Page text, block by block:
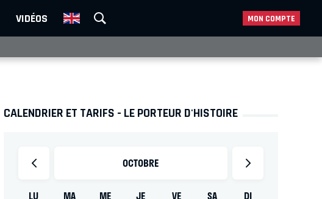
VIDÉOS MON COMPTE
CALENDRIER ET TARIFS - LE PORTEUR D'HISTOIRE
OCTOBRE
LU MA ME JE VE SA DI